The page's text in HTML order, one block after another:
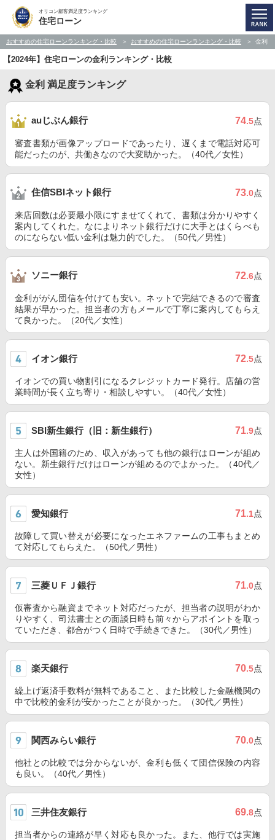
オリコン顧客満足度ランキング
住宅ローン
おすすめの住宅ローンランキング・比較 おすすめの住宅ローンランキング・比較 金利
【2024年】住宅ローンの金利ランキング・比較
金利 満足度ランキング
auじぶん銀行 74.5点
審査書類が画像アップロードであったり、遅くまで電話対応可
能だったのが、共働きなので大変助かった。（40代／女性）
住信SBIネット銀行 73.0点
来店回数は必要最小限にすませてくれて、書類は分かりやすく
案内してくれた。なによりネット銀行だけに大手とはくらべも
のにならない低い金利は魅力的でした。（50代／男性）
ソニー銀行 72.6点
金利ががん団信を付けても安い。ネットで完結できるので審査
結果が早かった。担当者の方もメールで丁寧に案内してもらえ
て良かった。（20代／女性）
イオン銀行 72.5点
イオンでの買い物割引になるクレジットカード発行。店舗の営
業時間が長く立ち寄り・相談しやすい。（40代／女性）
SBI新生銀行（旧：新生銀行） 71.9点
主人は外国籍のため、収入があっても他の銀行はローンが組め
ない。新生銀行だけはローンが組めるのでよかった。（40代／
女性）
愛知銀行 71.1点
故障して買い替えが必要になったエネファームの工事もまとめ
て対応してもらえた。（50代／男性）
三菱ＵＦＪ銀行 71.0点
仮審査から融資までネット対応だったが、担当者の説明がわか
りやすく、司法書士との面談日時も前々からアポイントを取っ
ていただき、都合がつく日時で手続きできた。（30代／男性）
楽天銀行 70.5点
繰上げ返済手数料が無料であること、また比較した金融機関の
中で比較的金利が安かったことが良かった。（30代／男性）
関西みらい銀行 70.0点
他社との比較では分からないが、金利も低くて団信保険の内容
も良い。（40代／男性）
三井住友銀行 69.8点
担当者からの連絡が早く対応も良かった。また、他行では実施